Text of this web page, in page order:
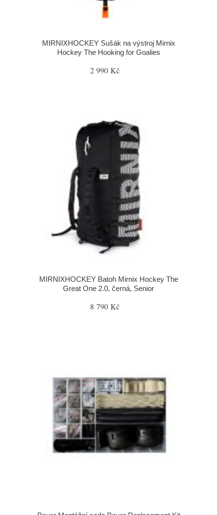
MIRNIXHOCKEY Sušák na výstroj Mirnix
Hockey The Hooking for Goalies
2 990 Kč
MIRNIXHOCKEY Batoh Mirnix Hockey The
Great One 2.0, černá, Senior
8 790 Kč